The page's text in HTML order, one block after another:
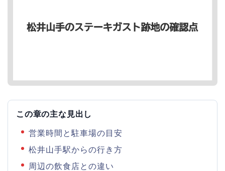
この章の主な見出し
営業時間と駐車場の目安
松井山手駅からの行き方
周辺の飲食店との違い